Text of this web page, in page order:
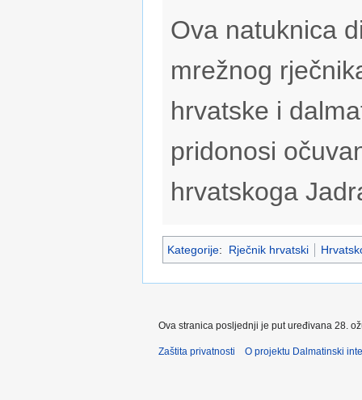
Ova natuknica
mrežnog
hrvatske i
pridonosi
hrvatskoga
Kategorije: Rječnik hrvatski
Ova stranica posljednji je put uređivana 28.
Zaštita privatnosti O projektu Dalmatinski